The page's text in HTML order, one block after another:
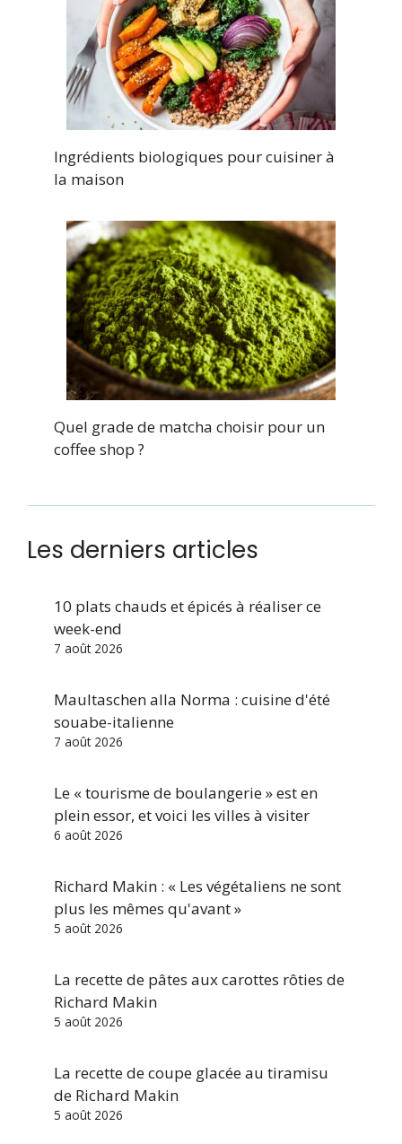
Ingrédients biologiques pour cuisiner à
la maison
Quel grade de matcha choisir pour un
coffee shop ?
Les derniers articles
10 plats chauds et épicés à réaliser ce
week-end
7 août 2026
Maultaschen alla Norma : cuisine d'été
souabe-italienne
7 août 2026
Le « tourisme de boulangerie » est en
plein essor, et voici les villes à visiter
6 août 2026
Richard Makin : « Les végétaliens ne sont
plus les mêmes qu'avant »
5 août 2026
La recette de pâtes aux carottes rôties de
Richard Makin
5 août 2026
La recette de coupe glacée au tiramisu
de Richard Makin
5 août 2026